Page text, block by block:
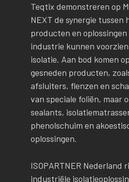
Teqtix demonstreren op
NEXT de synergie tussen
producten en oplossingen
industrie kunnen
isolatie. Aan bod komen
gesneden producten,
afsluiters, flenzen en
van speciale foliën, maar
sealants,
phenolschuim en
oplossingen.
ISOPARTNER Nederland
industriële